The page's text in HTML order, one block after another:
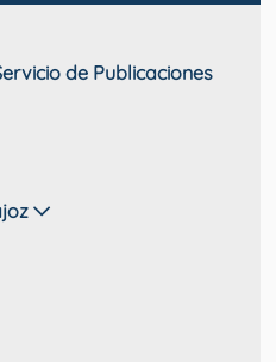
de Publicaciones